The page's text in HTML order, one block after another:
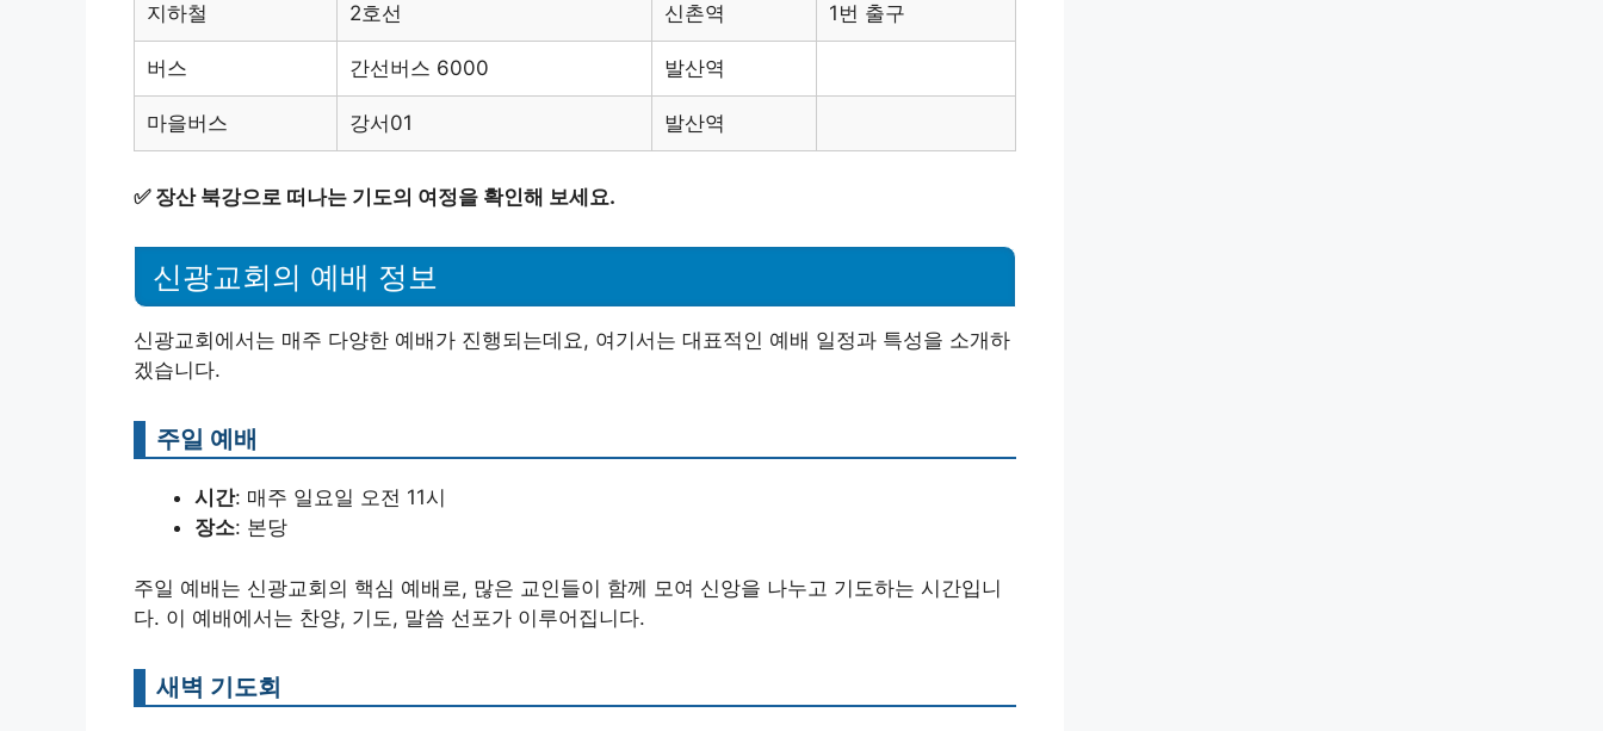
지하철 2호선 신촌역 1번 출구
버스 간선버스 6000 발산역
마을버스 강서01 발산역
✅ 장산 북강으로 떠나는 기도의 여정을 확인해 보세요.
신광교회의 예배 정보
신광교회에서는 매주 다양한 예배가 진행되는데요, 여기서는 대표적인 예배 일정과 특성을 소개하
겠습니다.
주일 예배
시간: 매주 일요일 오전 11시
장소: 본당
주일 예배는 신광교회의 핵심 예배로, 많은 교인들이 함께 모여 신앙을 나누고 기도하는 시간입니
다. 이 예배에서는 찬양, 기도, 말씀 선포가 이루어집니다.
새벽 기도회